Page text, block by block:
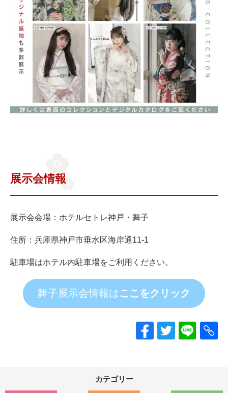
展示会情報
展示会会場：ホテルセトレ神戸・舞子
住所：兵庫県神戸市垂水区海岸通11-1
駐車場はホテル内駐車場をご利用ください。
舞子展示会情報はここをクリック
カテゴリー